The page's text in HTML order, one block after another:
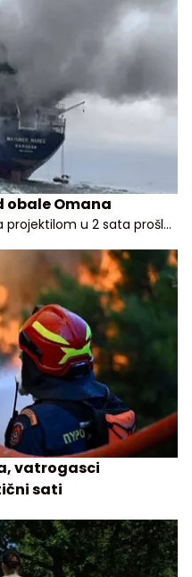
obale Omana
projektilom u 2 sata prošle
pokrenut
vatrogasci
sati